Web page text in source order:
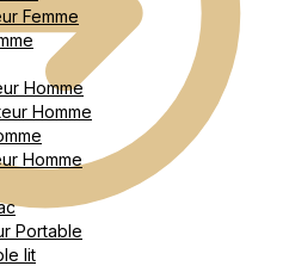
Femme
Homme
Homme
Homme
Portable
lit